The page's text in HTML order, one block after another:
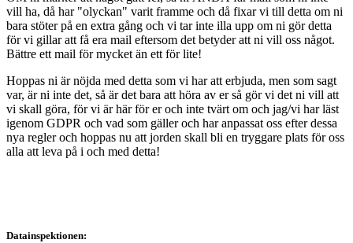
vill ha, då har "olyckan" varit framme och då fixar vi till detta om ni
bara stöter på en extra gång och vi tar inte illa upp om ni gör detta
för vi gillar att få era mail eftersom det betyder att ni vill oss något.
Bättre ett mail för mycket än ett för lite!
Hoppas ni är nöjda med detta som vi har att erbjuda, men som sagt
var, är ni inte det, så är det bara att höra av er så gör vi det ni vill att
vi skall göra, för vi är här för er och inte tvärt om och jag/vi har läst
igenom GDPR och vad som gäller och har anpassat oss efter dessa
nya regler och hoppas nu att jorden skall bli en tryggare plats för oss
alla att leva på i och med detta!
Datainspektionen: